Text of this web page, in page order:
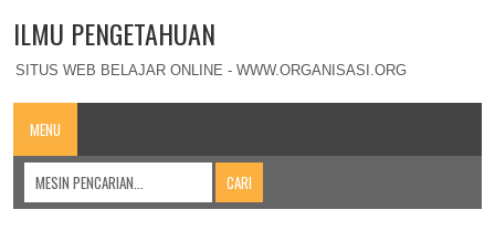
ILMU PENGETAHUAN
SITUS WEB BELAJAR ONLINE - WWW.ORGANISASI.ORG
MENU